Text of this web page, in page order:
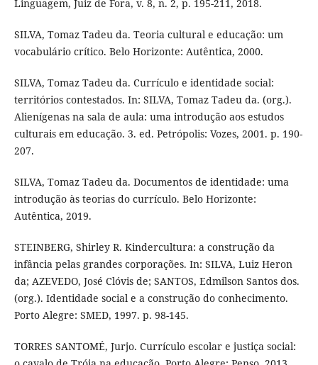
Linguagem, Juiz de Fora, v. 8, n. 2, p. 195-211, 2018.
SILVA, Tomaz Tadeu da. Teoria cultural e educação: um
vocabulário crítico. Belo Horizonte: Autêntica, 2000.
SILVA, Tomaz Tadeu da. Currículo e identidade social:
territórios contestados. In: SILVA, Tomaz Tadeu da. (org.).
Alienígenas na sala de aula: uma introdução aos estudos
culturais em educação. 3. ed. Petrópolis: Vozes, 2001. p. 190-
207.
SILVA, Tomaz Tadeu da. Documentos de identidade: uma
introdução às teorias do currículo. Belo Horizonte:
Autêntica, 2019.
STEINBERG, Shirley R. Kindercultura: a construção da
infância pelas grandes corporações. In: SILVA, Luiz Heron
da; AZEVEDO, José Clóvis de; SANTOS, Edmilson Santos dos.
(org.). Identidade social e a construção do conhecimento.
Porto Alegre: SMED, 1997. p. 98-145.
TORRES SANTOMÉ, Jurjo. Currículo escolar e justiça social: